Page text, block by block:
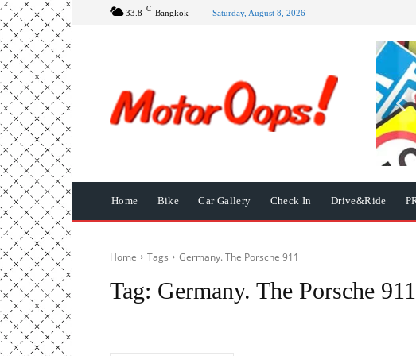
33.8 C Bangkok Saturday, August 8, 2026
Home Bike Car Gallery Check In Drive&Ride
Home Tags Germany. The Porsche 911
Tag: Germany. The Porsche 911